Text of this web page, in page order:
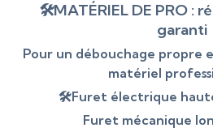
🛠MATÉRIEL DE PRO :
garanti
Pour un débouchage propre
matériel
🛠Furet électrique
Furet mécanique